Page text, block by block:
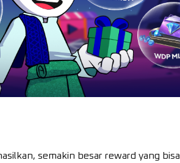
semakin besar reward yang bisa